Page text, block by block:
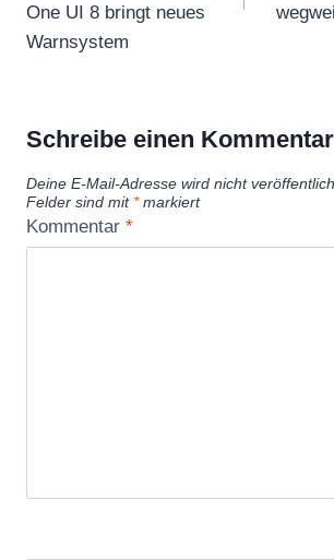
One UI 8 bringt neues
Warnsystem
Schreibe einen Kommentar
Deine E-Mail-Adresse wird nicht
Felder sind mit *markiert
Kommentar *